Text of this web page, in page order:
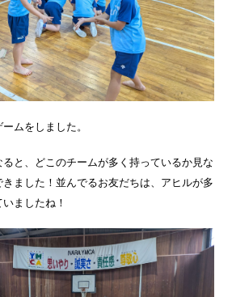
ムをしました。
と、どこのチームが多く持っているか見な
ました！並んでるお友だちは、アヒルが多
ましたね！